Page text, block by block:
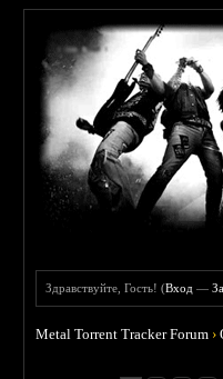
Здравствуйте, Гость! (Вход —
Metal Torrent Tracker Forum ›